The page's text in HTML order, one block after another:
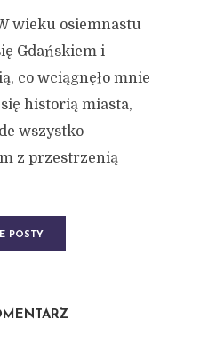
wieku osiemnastu
Gdańskiem i
co wciągnęło mnie
historią miasta,
wszystko
z przestrzenią
POSTY